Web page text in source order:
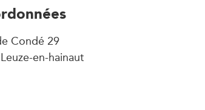
Condé 29
en-hainaut